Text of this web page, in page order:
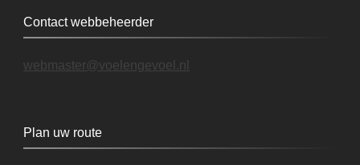
Contact webbeheerder
webmaster@voelengevoel.nl
Plan uw route